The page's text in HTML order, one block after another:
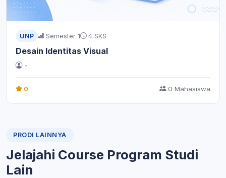
UNP Semester 1 4 SKS
Desain Identitas Visual
-
0 0 Mahasiswa
PRODI LAINNYA
Jelajahi Course Program Studi
Lain